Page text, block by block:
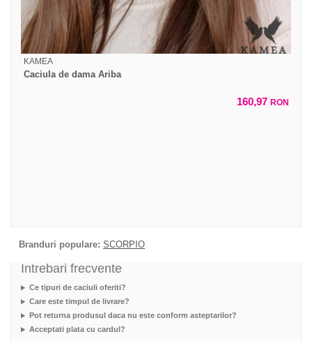
KAMEA
Caciula de dama Ariba
160,97 RON
Branduri populare: SCORPIO
Intrebari frecvente
Ce tipuri de caciuli oferiti?
Care este timpul de livrare?
Pot returna produsul daca nu este conform asteptarilor?
Acceptati plata cu cardul?